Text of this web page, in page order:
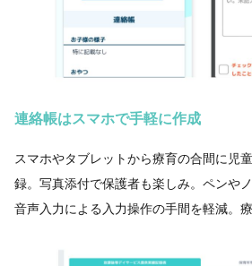
連絡帳はスマホで手軽に作成
スマホやタブレットから療育の合間に児
録。写真添付で保護者も楽しみ。ペンや
音声入力による入力操作の手間を軽減。